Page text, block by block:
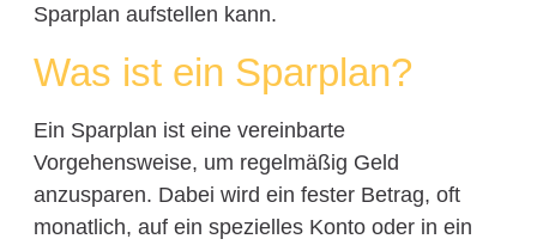
Sparplan aufstellen kann.
Was ist ein Sparplan?
Ein Sparplan ist eine vereinbarte
Vorgehensweise, um regelmäßig Geld
anzusparen. Dabei wird ein fester Betrag, oft
monatlich, auf ein spezielles Konto oder in ein